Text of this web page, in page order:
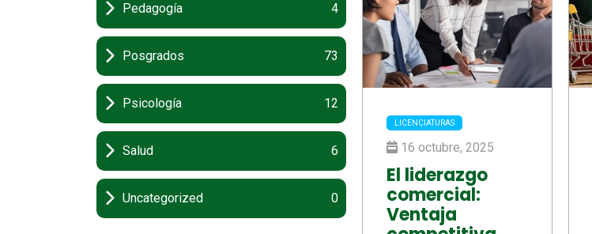
Pedagogía 4
Posgrados 73
Psicología 12
Salud 6
Uncategorized 0
LICENCIATURAS
16 octubre, 2025
El liderazgo
comercial:
Ventaja